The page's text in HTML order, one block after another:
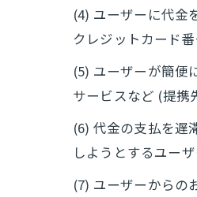
(4) ユーザーに代金
クレジットカード
(5) ユーザーが簡便
サービスなど (提携
(6) 代金の支払を遅
しようとするユー
(7) ユーザーからの